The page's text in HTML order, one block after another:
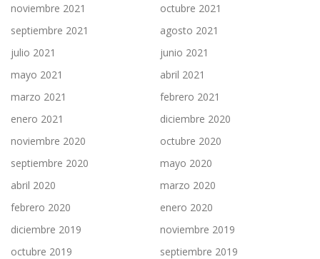
noviembre 2021
octubre 2021
septiembre 2021
agosto 2021
julio 2021
junio 2021
mayo 2021
abril 2021
marzo 2021
febrero 2021
enero 2021
diciembre 2020
noviembre 2020
octubre 2020
septiembre 2020
mayo 2020
abril 2020
marzo 2020
febrero 2020
enero 2020
diciembre 2019
noviembre 2019
octubre 2019
septiembre 2019